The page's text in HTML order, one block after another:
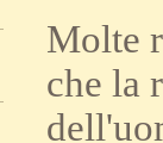
Molte
che la